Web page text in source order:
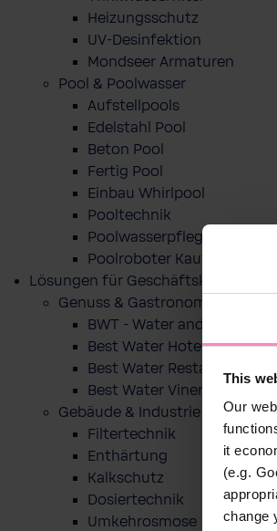
This
Our
it
(e.g.
change
Heizungsschutz
UV-Desinfektion
Mondseer Armaturen
Pool & Poolwasser
Aufstellpools
Edelstahl Pool
Beton Pool
Fertig Pool
Einbau Whirlpool
Pooltechnik
Poolwasserpflege
Poolroboter Kaufberatung
Lösungen für Geschäftskunden
Genuss & Gastronomie
BWT - Water and more
Best Water Hotel
Best Water Restaurant
Best Water Vinery
Gebäude & Industrie
Filtertechnik
Enthärtung
Kalkschutz
Dosiertechnik
Umkehrosmose